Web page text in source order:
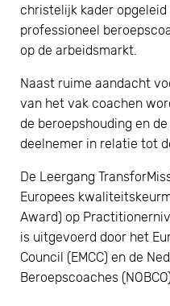
christelijk kader
professioneel
op de arbeidsmarkt.
Naast ruime aandacht
van het vak coachen
de beroepshouding en
deelnemer in relatie tot
De Leergang
Europees
Award) op
is uitgevoerd door het
Council (EMCC) en de
Beroepscoaches